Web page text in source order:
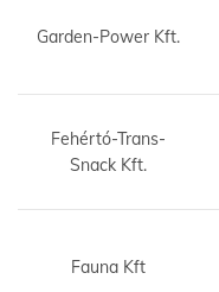
Garden-Power Kft.
Fehértó-Trans-
Snack Kft.
Fauna Kft